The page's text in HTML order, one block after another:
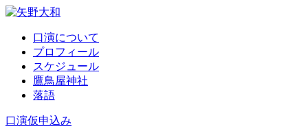
口演について
プロフィール
スケジュール
鷹鳥屋神社
落語
口演仮申込み